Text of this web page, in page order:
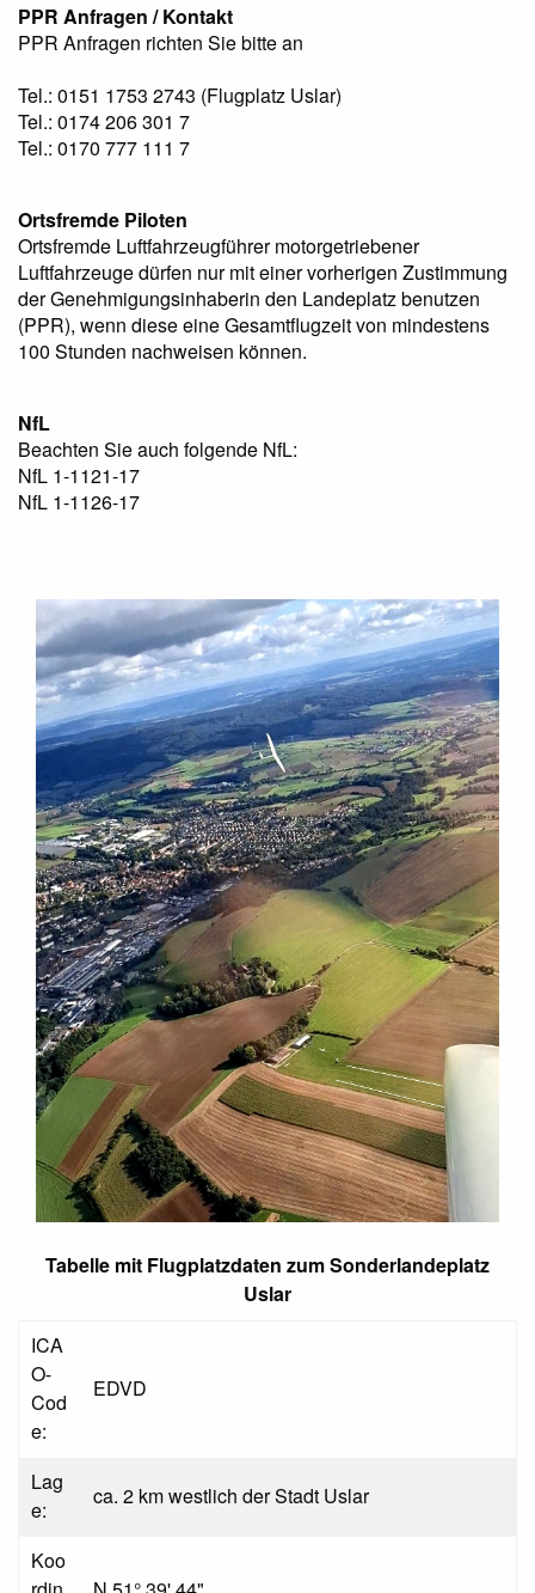
PPR Anfragen / Kontakt
PPR Anfragen richten Sie bitte an
Tel.: 0151 1753 2743 (Flugplatz Uslar)
Tel.: 0174 206 301 7
Tel.: 0170 777 111 7
Ortsfremde Piloten
Ortsfremde Luftfahrzeugführer motorgetriebener
Luftfahrzeuge dürfen nur mit einer vorherigen Zustimmung
der Genehmigungsinhaberin den Landeplatz benutzen
(PPR), wenn diese eine Gesamtflugzeit von mindestens
100 Stunden nachweisen können.
NfL
Beachten Sie auch folgende NfL:
NfL 1-1121-17
NfL 1-1126-17
Tabelle mit Flugplatzdaten zum Sonderlandeplatz
Uslar
ICA
O-
Cod
e:
EDVD
Lag
e:
ca. 2 km westlich der Stadt Uslar
Koo